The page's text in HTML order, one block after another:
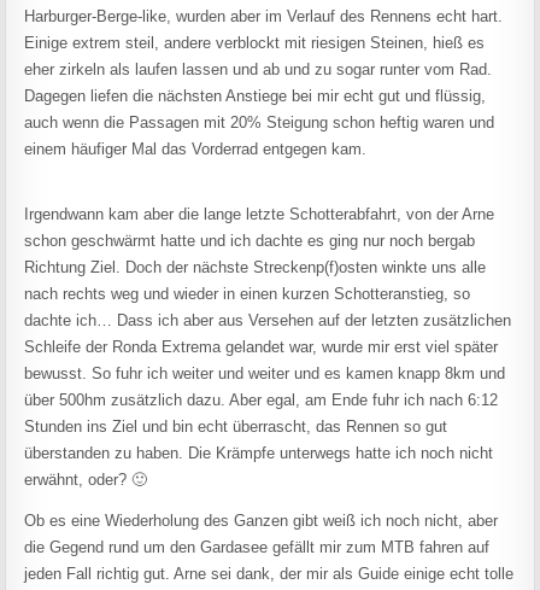
Harburger-Berge-like, wurden aber im Verlauf des Rennens echt hart.
Einige extrem steil, andere verblockt mit riesigen Steinen, hieß es
eher zirkeln als laufen lassen und ab und zu sogar runter vom Rad.
Dagegen liefen die nächsten Anstiege bei mir echt gut und flüssig,
auch wenn die Passagen mit 20% Steigung schon heftig waren und
einem häufiger Mal das Vorderrad entgegen kam.
Irgendwann kam aber die lange letzte Schotterabfahrt, von der Arne
schon geschwärmt hatte und ich dachte es ging nur noch bergab
Richtung Ziel. Doch der nächste Streckenp(f)osten winkte uns alle
nach rechts weg und wieder in einen kurzen Schotteranstieg, so
dachte ich… Dass ich aber aus Versehen auf der letzten zusätzlichen
Schleife der Ronda Extrema gelandet war, wurde mir erst viel später
bewusst. So fuhr ich weiter und weiter und es kamen knapp 8km und
über 500hm zusätzlich dazu. Aber egal, am Ende fuhr ich nach 6:12
Stunden ins Ziel und bin echt überrascht, das Rennen so gut
überstanden zu haben. Die Krämpfe unterwegs hatte ich noch nicht
erwähnt, oder? 🙂
Ob es eine Wiederholung des Ganzen gibt weiß ich noch nicht, aber
die Gegend rund um den Gardasee gefällt mir zum MTB fahren auf
jeden Fall richtig gut. Arne sei dank, der mir als Guide einige echt tolle